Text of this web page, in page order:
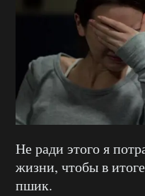
Не ради этого я
жизни, чтобы в
пшик.